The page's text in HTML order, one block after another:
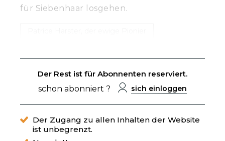
für Siebenhaar losgehen.
Der Rest ist für Abonnenten reserviert.
schon abonniert ?
sich einloggen
Der Zugang zu allen Inhalten der Website
ist unbegrenzt.